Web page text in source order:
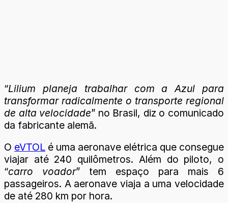
“Lilium planeja trabalhar com a Azul para
transformar radicalmente o transporte regional
de alta velocidade” no Brasil, diz o comunicado
da fabricante alemã.
O eVTOL é uma aeronave elétrica que consegue
viajar até 240 quilômetros. Além do piloto, o
“carro voador” tem espaço para mais 6
passageiros. A aeronave viaja a uma velocidade
de até 280 km por hora.